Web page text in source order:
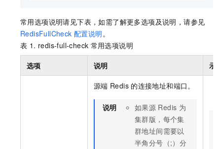
常用选项说明请见下表，如需了解更多选项及说明，请参见
RedisFullCheck 配置说明。
表 1. redis-full-check 常用选项说明
选项 说明 示
源端 Redis 的连接地址和端口。
说明 如果源 Redis 为
集群版，每个集
群地址间需要以
半角分号（;）分